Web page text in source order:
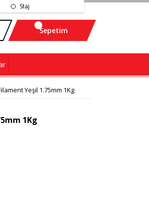
Staj
Sepetim
Yeşil 1.75mm 1Kg
1Kg